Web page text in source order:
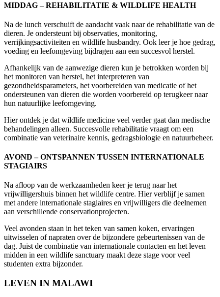
MIDDAG – REHABILITATIE & WILDLIFE HEALTH
Na de lunch verschuift de aandacht vaak naar de rehabilitatie van de
dieren. Je ondersteunt bij observaties, monitoring,
verrijkingsactiviteiten en wildlife husbandry. Ook leer je hoe gedrag,
voeding en leefomgeving bijdragen aan een succesvol herstel.
Afhankelijk van de aanwezige dieren kun je betrokken worden bij
het monitoren van herstel, het interpreteren van
gezondheidsparameters, het voorbereiden van medicatie of het
ondersteunen van dieren die worden voorbereid op terugkeer naar
hun natuurlijke leefomgeving.
Hier ontdek je dat wildlife medicine veel verder gaat dan medische
behandelingen alleen. Succesvolle rehabilitatie vraagt om een
combinatie van veterinaire kennis, gedragsbiologie en natuurbeheer.
AVOND – ONTSPANNEN TUSSEN INTERNATIONALE
STAGIAIRS
Na afloop van de werkzaamheden keer je terug naar het
vrijwilligershuis binnen het wildlife centre. Hier verblijf je samen
met andere internationale stagiaires en vrijwilligers die deelnemen
aan verschillende conservationprojecten.
Veel avonden staan in het teken van samen koken, ervaringen
uitwisselen of napraten over de bijzondere gebeurtenissen van de
dag. Juist de combinatie van internationale contacten en het leven
midden in een wildlife sanctuary maakt deze stage voor veel
studenten extra bijzonder.
LEVEN IN MALAWI